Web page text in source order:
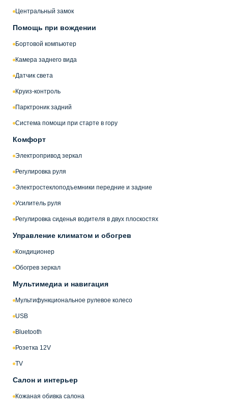
Центральный замок
Помощь при вождении
Бортовой компьютер
Камера заднего вида
Датчик света
Круиз-контроль
Парктроник задний
Система помощи при старте в гору
Комфорт
Электропривод зеркал
Регулировка руля
Электростеклоподъемники передние и задние
Усилитель руля
Регулировка сиденья водителя в двух плоскостях
Управление климатом и обогрев
Кондиционер
Обогрев зеркал
Мультимедиа и навигация
Мультифункциональное рулевое колесо
USB
Bluetooth
Розетка 12V
TV
Салон и интерьер
Кожаная обивка салона